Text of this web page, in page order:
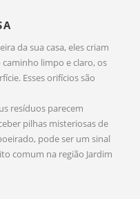
da sua casa, eles criam
limpo e claro, os
Esses orifícios são
resíduos parecem
pilhas misteriosas de
pode ser um sinal
comum na região Jardim